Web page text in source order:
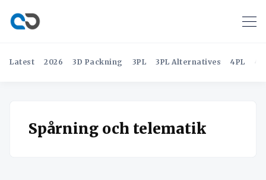
Latest 2026 3D Packning 3PL 3PL Alternatives 4PL
Spårning och telematik